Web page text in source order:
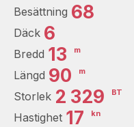
Besättning 68
Däck 6
Bredd 13 m
Längd 90 m
Storlek 2 329 BT
Hastighet 17 kn